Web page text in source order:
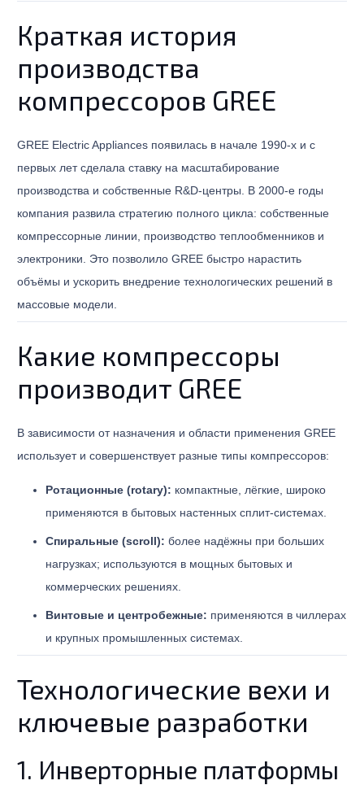
Краткая история
производства
компрессоров GREE
GREE Electric Appliances появилась в начале 1990-х и с
первых лет сделала ставку на масштабирование
производства и собственные R&D-центры. В 2000-е годы
компания развила стратегию полного цикла: собственные
компрессорные линии, производство теплообменников и
электроники. Это позволило GREE быстро нарастить
объёмы и ускорить внедрение технологических решений в
массовые модели.
Какие компрессоры
производит GREE
В зависимости от назначения и области применения GREE
использует и совершенствует разные типы компрессоров:
Ротационные (rotary): компактные, лёгкие, широко
применяются в бытовых настенных сплит-системах.
Спиральные (scroll): более надёжны при больших
нагрузках; используются в мощных бытовых и
коммерческих решениях.
Винтовые и центробежные: применяются в чиллерах
и крупных промышленных системах.
Технологические вехи и
ключевые разработки
1. Инверторные платформы